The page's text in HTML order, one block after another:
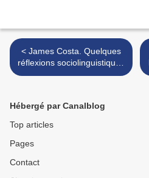
< James Costa. Quelques
réflexions sociolinguistiques
à propos du livre d’Eric Fraj,
Hébergé par Canalblog
Top articles
Pages
Contact